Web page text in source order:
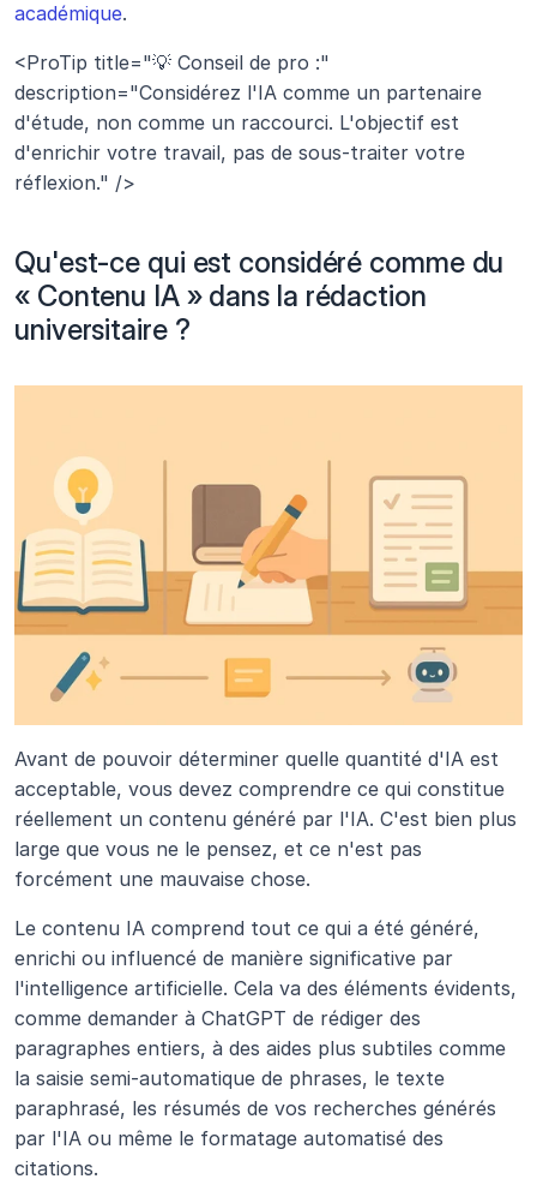
académique.
<ProTip title="💡 Conseil de pro :"
description="Considérez l'IA comme un partenaire
d'étude, non comme un raccourci. L'objectif est
d'enrichir votre travail, pas de sous-traiter votre
réflexion." />
Qu'est-ce qui est considéré comme du
« Contenu IA » dans la rédaction
universitaire ?
Avant de pouvoir déterminer quelle quantité d'IA est
acceptable, vous devez comprendre ce qui constitue
réellement un contenu généré par l'IA. C'est bien plus
large que vous ne le pensez, et ce n'est pas
forcément une mauvaise chose.
Le contenu IA comprend tout ce qui a été généré,
enrichi ou influencé de manière significative par
l'intelligence artificielle. Cela va des éléments évidents,
comme demander à ChatGPT de rédiger des
paragraphes entiers, à des aides plus subtiles comme
la saisie semi-automatique de phrases, le texte
paraphrasé, les résumés de vos recherches générés
par l'IA ou même le formatage automatisé des
citations.